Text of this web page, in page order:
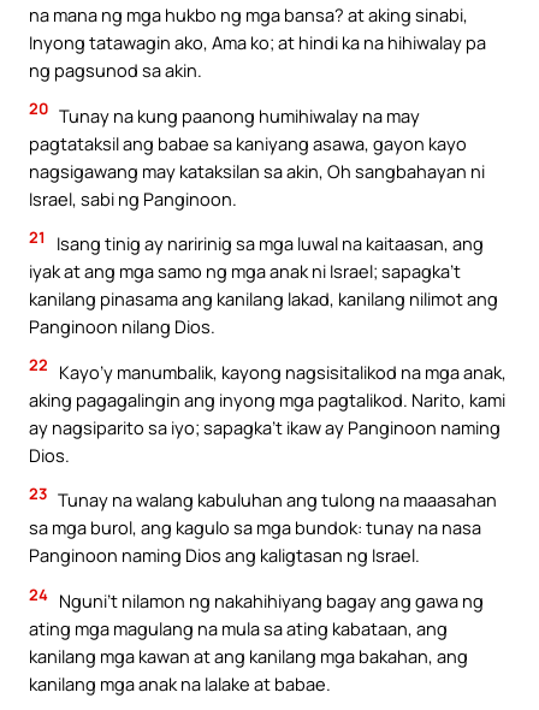
na mana ng mga hukbo ng mga bansa? at aking sinabi,
Inyong tatawagin ako, Ama ko; at hindi ka na hihiwalay pa
ng pagsunod sa akin.
20 Tunay na kung paanong humihiwalay na may
pagtataksil ang babae sa kaniyang asawa, gayon kayo
nagsigawang may kataksilan sa akin, Oh sangbahayan ni
Israel, sabi ng Panginoon.
21
Isang tinig ay naririnig sa mga luwal na kaitaasan, ang
iyak at ang mga samo ng mga anak ni Israel; sapagka’t
kanilang pinasama ang kanilang lakad, kanilang nilimot ang
Panginoon nilang Dios.
22
Kayo’y manumbalik, kayong nagsisitalikod na mga anak,
aking pagagalingin ang inyong mga pagtalikod. Narito, kami
ay nagsiparito sa iyo; sapagka’t ikaw ay Panginoon naming
Dios.
23 Tunay na walang kabuluhan ang tulong na maaasahan
sa mga burol, ang kagulo sa mga bundok: tunay na nasa
Panginoon naming Dios ang kaligtasan ng Israel.
24 Nguni’t nilamon ng nakahihiyang bagay ang gawa ng
ating mga magulang na mula sa ating kabataan, ang
kanilang mga kawan at ang kanilang mga bakahan, ang
kanilang mga anak na lalake at babae.